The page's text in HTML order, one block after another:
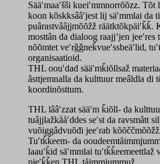
Sääʹmaaʹšši kueiʹmmnorrõõzz.
koon kõskksââʹjest lij säʹmmlai da
puârastvââjjmõõžž räätktõkpäiʹǩǩ.
mosttân da dialoog raajjʼjen
nõõmtet veʹrǧǧneǩvueʹssbeäʹlid,
organisaatioid.
THL oouʹdad sääʹmǩiõllsaž
âsttjemnalla da kulttuur meâldla di
koordinõsttum.
THL lââʹzzat sääʹm ǩiõll- da
tuâjjlažkååʹddes seʹst da ravsmâtt
vuõiggâdvuõđi jeeʹrab
Tuʹtǩǩeem- da
laauʹǩid säʹmmlai